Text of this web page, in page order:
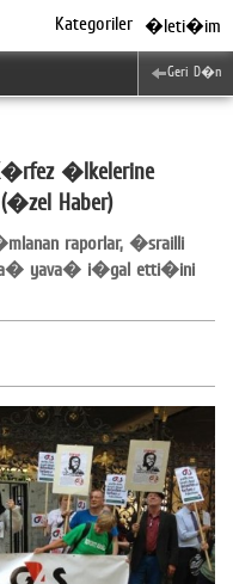
�leti�im
Kategoriler
�lkelerine
Haber)
raporlar, �srailli
yava� i�gal etti�ini
Geri D�n